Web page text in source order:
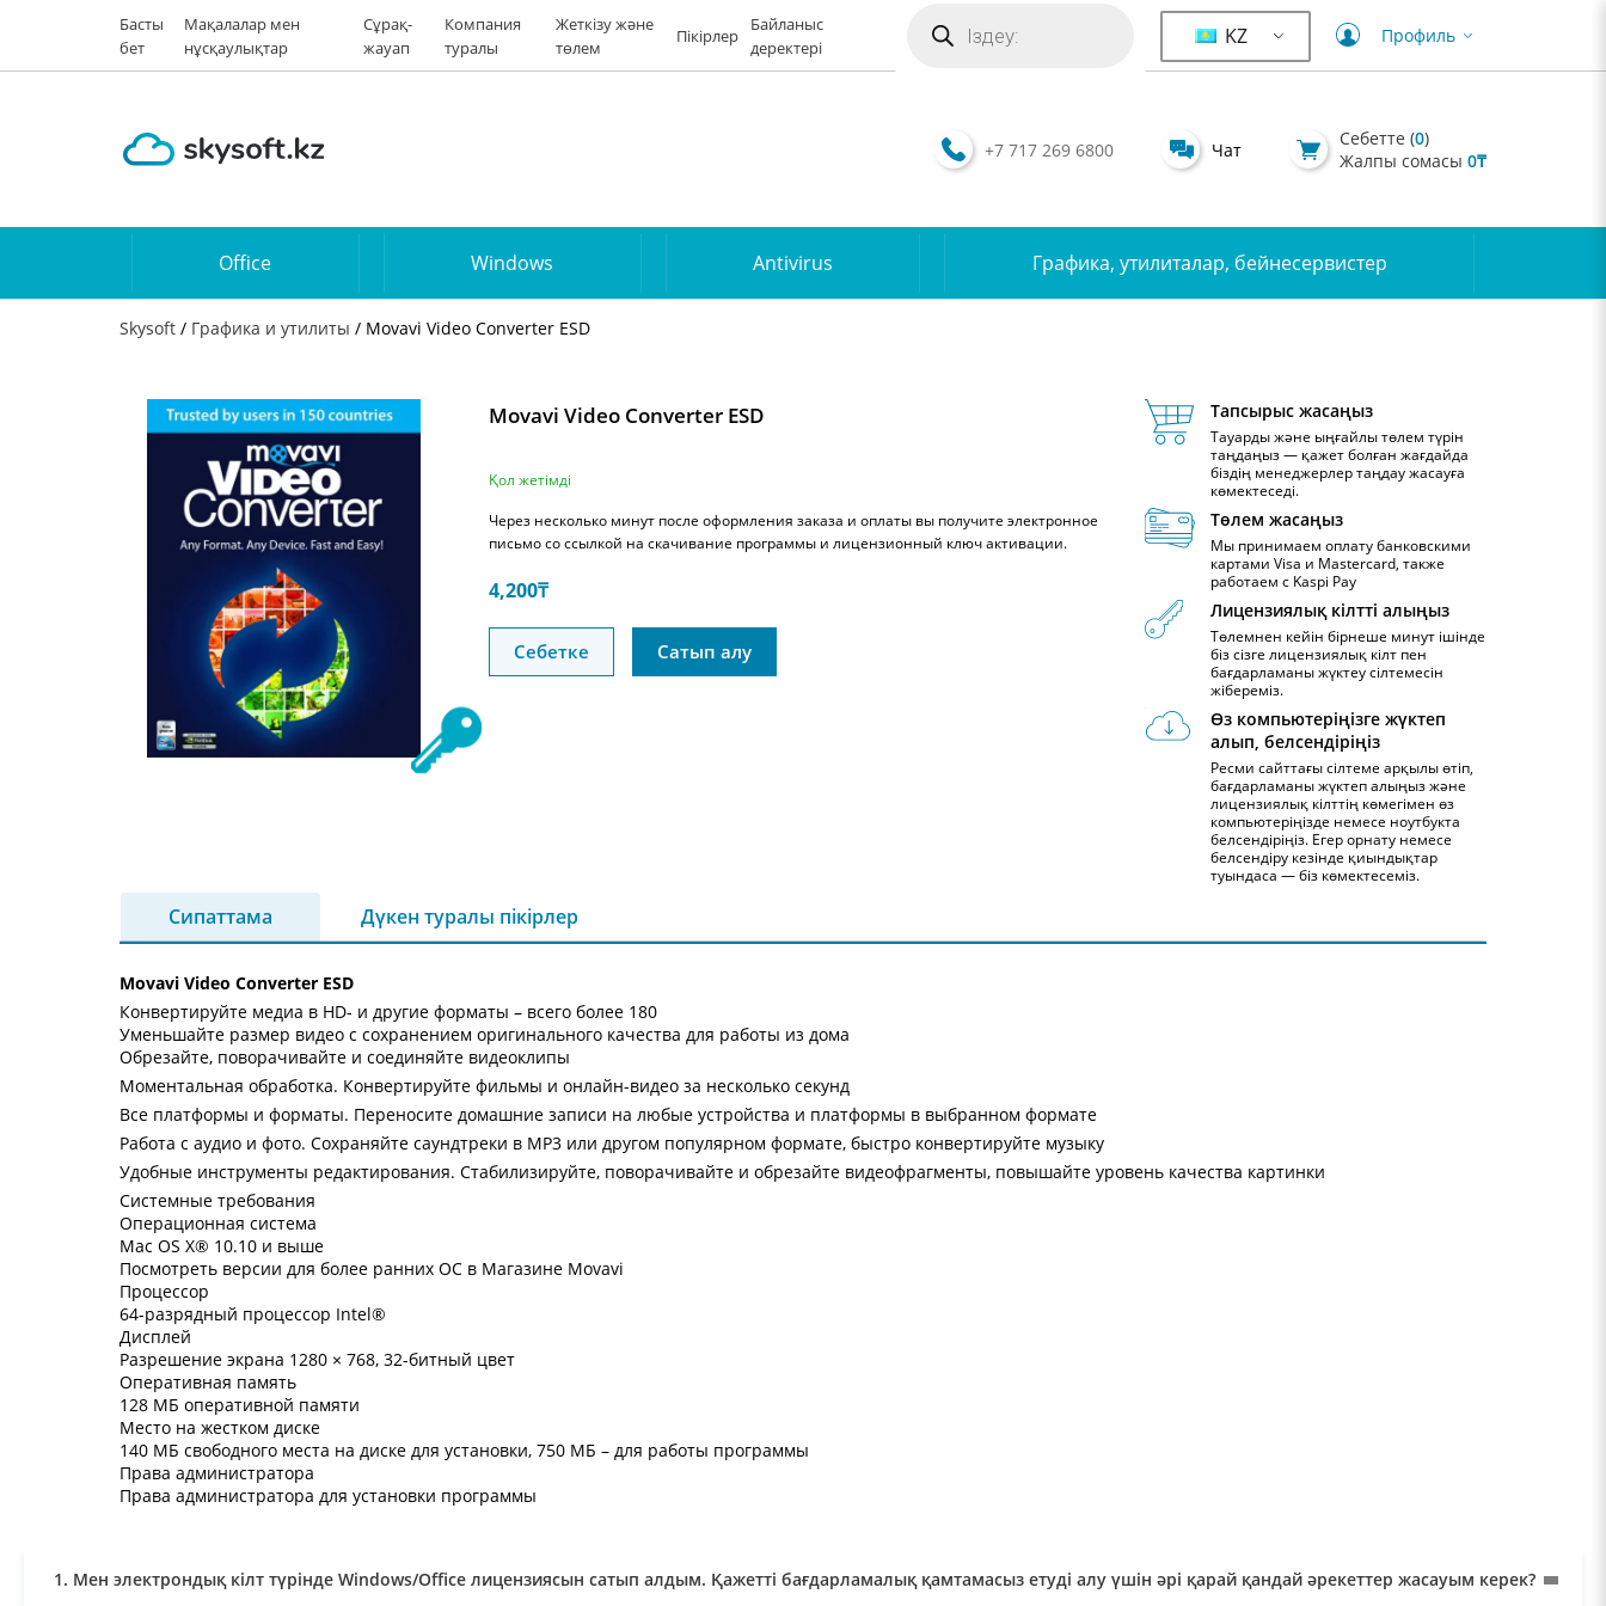
Басты
бет
Мақалалар мен
нұсқаулықтар
Сұрақ-
жауап
Компания
туралы
Жеткізу және
төлем
Пікірлер
Байланыс
деректері
товаров KZ Профиль
+7 717 269 6800 Чат Себетте (0)
Жалпы сомасы 0₸
Office Windows Antivirus Графика, утилиталар, бейнесервистер
Skysoft / Графика и утилиты / Movavi Video Converter ESD
Movavi Video Converter ESD
Қол жетімді
Через несколько минут после оформления заказа и оплаты вы получите электронное
письмо со ссылкой на скачивание программы и лицензионный ключ активации.
4,200₸
Себетке Сатып алу
Тапсырыс жасаңыз
Тауарды және ыңғайлы төлем түрін
таңдаңыз — қажет болған жағдайда
біздің менеджерлер таңдау жасауға
көмектеседі.
Төлем жасаңыз
Мы принимаем оплату банковскими
картами Visa и Mastercard, также
работаем с Kaspi Pay
Лицензиялық кілтті алыңыз
Төлемнен кейін бірнеше минут ішінде
біз сізге лицензиялық кілт пен
бағдарламаны жүктеу сілтемесін
жібереміз.
Өз компьютеріңізге жүктеп
алып, белсендіріңіз
Ресми сайттағы сілтеме арқылы өтіп,
бағдарламаны жүктеп алыңыз және
лицензиялық кілттің көмегімен өз
компьютеріңізде немесе ноутбукта
белсендіріңіз. Егер орнату немесе
белсендіру кезінде қиындықтар
туындаса — біз көмектесеміз.
Сипаттама Дүкен туралы пікірлер
Movavi Video Converter ESD
Конвертируйте медиа в HD- и другие форматы – всего более 180
Уменьшайте размер видео с сохранением оригинального качества для работы из дома
Обрезайте, поворачивайте и соединяйте видеоклипы
Моментальная обработка. Конвертируйте фильмы и онлайн-видео за несколько секунд
Все платформы и форматы. Переносите домашние записи на любые устройства и платформы в выбранном формате
Работа с аудио и фото. Сохраняйте саундтреки в MP3 или другом популярном формате, быстро конвертируйте музыку
Удобные инструменты редактирования. Стабилизируйте, поворачивайте и обрезайте видеофрагменты, повышайте уровень качества картинки
Системные требования
Операционная система
Mac OS X® 10.10 и выше
Посмотреть версии для более ранних ОС в Магазине Movavi
Процессор
64-разрядный процессор Intel®
Дисплей
Разрешение экрана 1280 × 768, 32-битный цвет
Оперативная память
128 МБ оперативной памяти
Место на жестком диске
140 МБ свободного места на диске для установки, 750 МБ – для работы программы
Права администратора
Права администратора для установки программы
1. Мен электрондық кілт түрінде Windows/Office лицензиясын сатып алдым. Қажетті бағдарламалық қамтамасыз етуді алу үшін әрі қарай қандай әрекеттер жасауым керек?